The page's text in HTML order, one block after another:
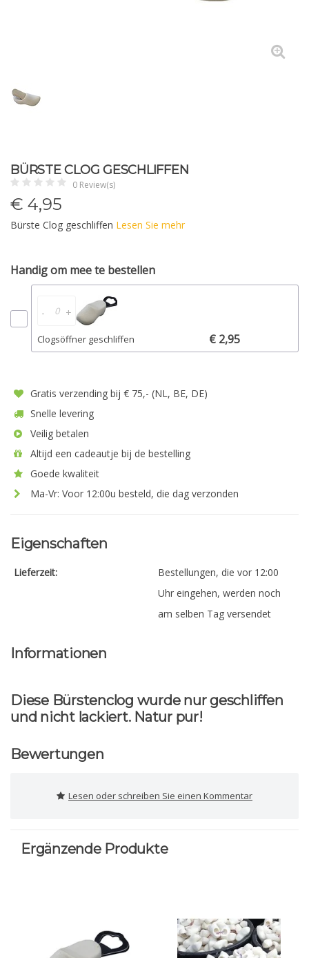
BÜRSTE CLOG GESCHLIFFEN
0 Review(s)
€ 4,95
Bürste Clog geschliffen Lesen Sie mehr
Handig om mee te bestellen
- +
Clogsöffner geschliffen € 2,95
Gratis verzending bij € 75,- (NL, BE, DE)
Snelle levering
Veilig betalen
Altijd een cadeautje bij de bestelling
Goede kwaliteit
Ma-Vr: Voor 12:00u besteld, die dag verzonden
Eigenschaften
Lieferzeit:
Bestellungen, die vor 12:00
Uhr eingehen, werden noch
am selben Tag versendet
Informationen
Diese Bürstenclog wurde nur geschliffen
und nicht lackiert. Natur pur!
Bewertungen
Lesen oder schreiben Sie einen Kommentar
Ergänzende Produkte